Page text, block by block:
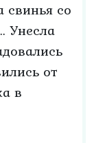
свинья со
Унесла
от
в